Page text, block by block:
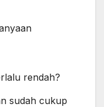
rendah?
sudah cukup